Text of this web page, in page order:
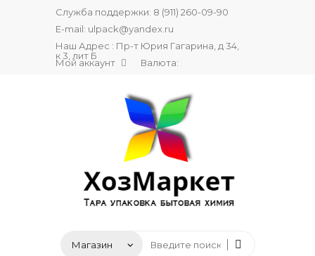
Служба поддержки: 8 (911) 260-09-90
E-mail: ulpack@yandex.ru
Наш Адрес : Пр-т Юрия Гагарина, д 34,
к 3, лит Б
Мой аккаунт Валюта: